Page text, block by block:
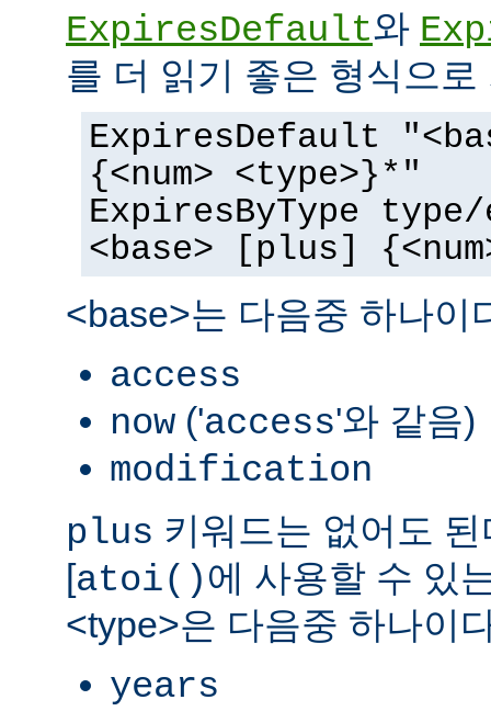
ExpiresDefault와
를 더 읽기 좋은 형식으
ExpiresDefault
{<num> <type>}*"
ExpiresByType
<base> [plus]
<base>는 다음중 하나이
access
now ('access'와 같음)
modification
plus 키워드는 없어도
[atoi()에 사용할 수 있
<type>은 다음중 하나이
years